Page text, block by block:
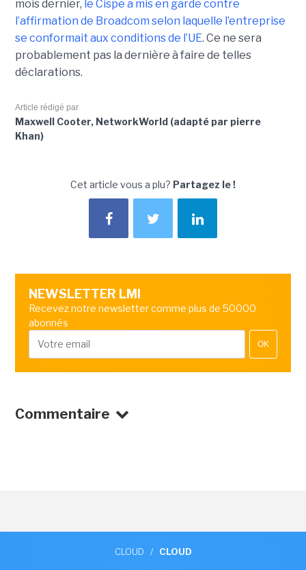
mois dernier, le Cispe a mis en garde contre
l’affirmation de Broadcom selon laquelle l’entreprise
se conformait aux conditions de l’UE. Ce ne sera
probablement pas la dernière à faire de telles
déclarations.
Article rédigé par
Maxwell Cooter, NetworkWorld (adapté par pierre
Khan)
Cet article vous a plu? Partagez le !
NEWSLETTER LMI
Recevez notre newsletter comme plus de 50000
abonnés
OK
Commentaire
CLOUD / CLOUD